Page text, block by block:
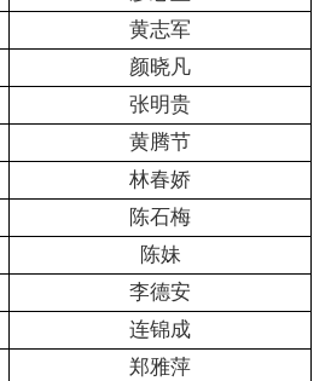
黄志军
颜晓凡
张明贵
黄腾节
林春娇
陈石梅
陈妹
李德安
连锦成
郑雅萍